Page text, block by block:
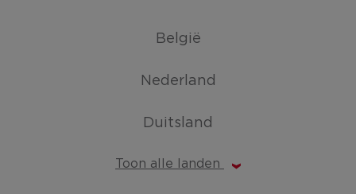
België
Nederland
Duitsland
Toon alle landen